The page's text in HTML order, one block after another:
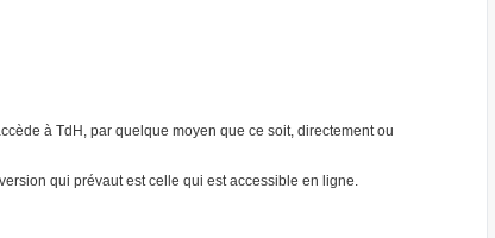
à TdH, par quelque moyen que ce soit, directement ou
qui prévaut est celle qui est accessible en ligne.